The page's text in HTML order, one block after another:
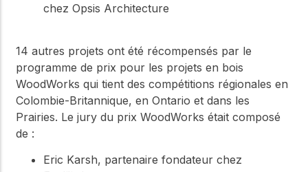
chez Opsis Architecture
14 autres projets ont été récompensés par le
programme de prix pour les projets en bois
WoodWorks qui tient des compétitions régionales en
Colombie-Britannique, en Ontario et dans les
Prairies. Le jury du prix WoodWorks était composé
de :
Eric Karsh, partenaire fondateur chez